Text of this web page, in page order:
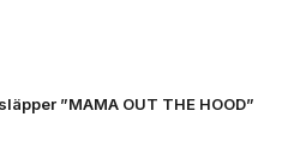
”MAMA OUT THE HOOD”